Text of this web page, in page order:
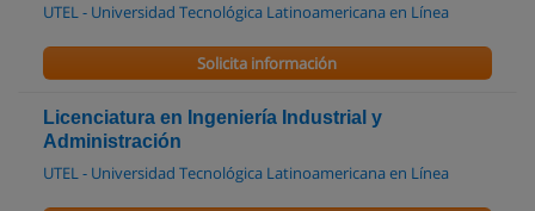
UTEL - Universidad Tecnológica Latinoamericana en Línea
Solicita información
Licenciatura en Ingeniería Industrial y
Administración
UTEL - Universidad Tecnológica Latinoamericana en Línea